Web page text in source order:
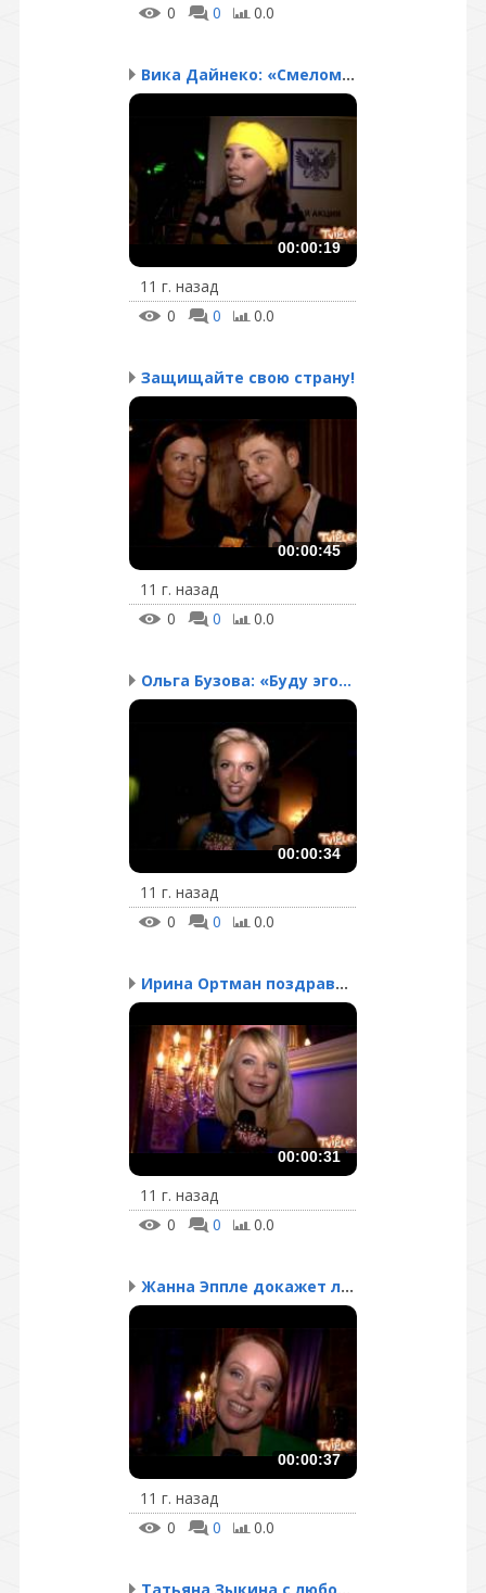
0
0 0.0
Вика Дайнеко: «Смелому ...
00:00:19
11 г. назад
0
0 0.0
Защищайте свою страну!
00:00:45
11 г. назад
0
0 0.0
Ольга Бузова: «Буду эго...
00:00:34
11 г. назад
0
0 0.0
Ирина Ортман поздравляе...
00:00:31
11 г. назад
0
0 0.0
Жанна Эппле докажет люб...
00:00:37
11 г. назад
0
0 0.0